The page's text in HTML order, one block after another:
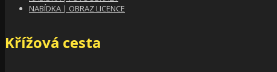
NABÍDKA | OBRAZ LICENCE
Křížová cesta